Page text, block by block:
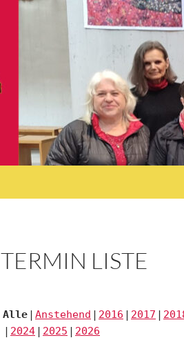
TERMIN LISTE
Alle Anstehend 2016 2017
2024
2025 2026